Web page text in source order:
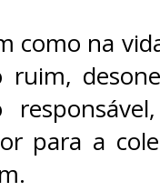
como na
ruim,
para a